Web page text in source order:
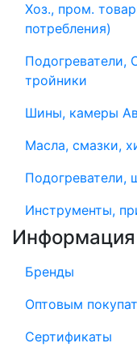
Хоз., пром.
потребления)
Подогреватели,
тройники
Шины, камеры
Масла, смазки,
Подогреватели,
Инструменты,
Информация
Бренды
Оптовым
Сертификаты